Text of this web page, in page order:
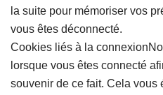
la suite pour mémoriser vos
vous êtes déconnecté.
Cookies liés à la
lorsque vous êtes connecté
souvenir de ce fait. Cela vous